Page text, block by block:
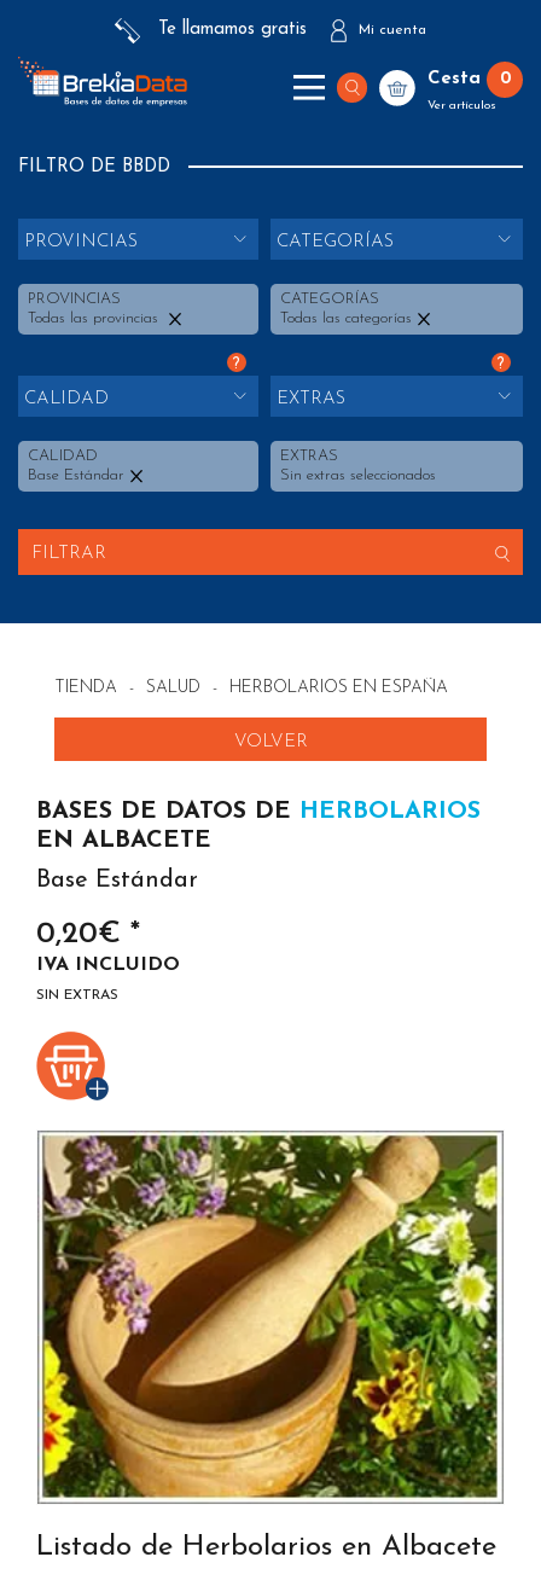
Te llamamos gratis Mi cuenta
Cesta 0
Ver artículos
FILTRO DE BBDD
PROVINCIAS
PROVINCIAS
Todas las provincias
CATEGORÍAS
CATEGORÍAS
Todas las categorías
?
CALIDAD
CALIDAD
Base Estándar
?
EXTRAS
EXTRAS
Sin extras seleccionados
FILTRAR
TIENDA - SALUD - HERBOLARIOS EN ESPAÑA
VOLVER
BASES DE DATOS DE HERBOLARIOS
EN ALBACETE
Base Estándar
0,20€ *
IVA INCLUIDO
SIN EXTRAS
Listado de Herbolarios en Albacete